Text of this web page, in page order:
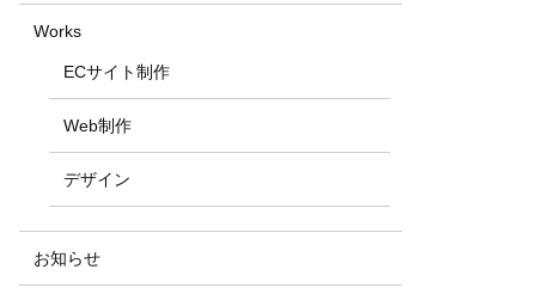
Works
ECサイト制作
Web制作
デザイン
お知らせ